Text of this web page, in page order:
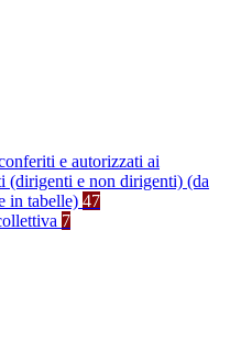
e autorizzati ai
(dirigenti e non dirigenti) (da
in tabelle) 47
7